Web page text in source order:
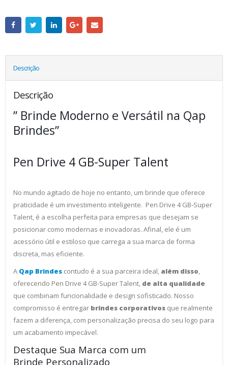
Descrição
Descrição
” Brinde Moderno e Versátil na Qap
Brindes”
Pen Drive 4 GB-Super Talent
No mundo agitado de hoje no entanto, um brinde que oferece
praticidade é um investimento inteligente. Pen Drive 4 GB-Super
Talent, é a escolha perfeita para empresas que desejam se
posicionar como modernas e inovadoras. Afinal, ele é um
acessório útil e estiloso que carrega a sua marca de forma
discreta, mas eficiente.
A Qap Brindes contudo é a sua parceira ideal, além disso
oferecendo Pen Drive 4 GB-Super Talent, de alta qualidade
que combinam funcionalidade e design sofisticado. Nosso
compromisso é entregar brindes corporativos que realmente
fazem a diferença, com personalização precisa do seu logo para
um acabamento impecável.
Destaque Sua Marca com um
Brinde Personalizado